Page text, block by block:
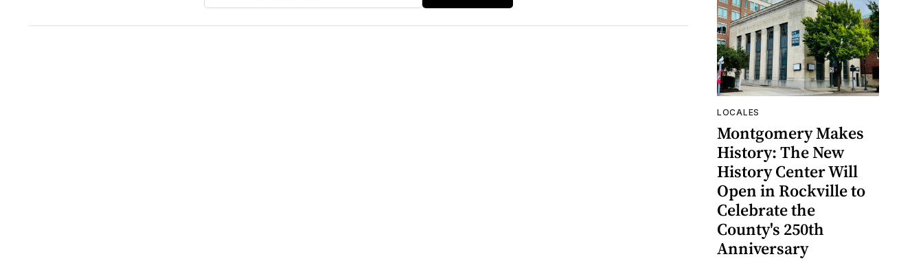
LOCALES
Montgomery Makes
History: The New
History Center Will
Open in Rockville to
Celebrate the
County's 250th
Anniversary